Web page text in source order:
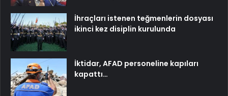
İhraçları istenen teğmenlerin dosyası
ikinci kez disiplin kurulunda
İktidar, AFAD personeline kapıları
kapattı…